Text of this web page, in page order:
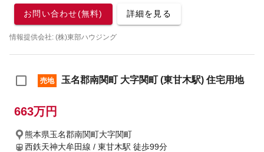
お問い合わせ(無料) 詳細を見る
情報提供会社: (株)東部ハウジング
売地 玉名郡南関町 大字関町 (東甘木駅) 住宅用地
663万円
熊本県玉名郡南関町大字関町
西鉄天神大牟田線 / 東甘木駅 徒歩99分